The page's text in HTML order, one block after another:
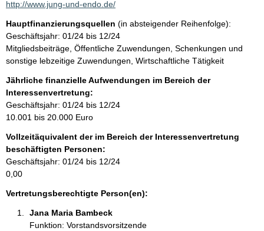
i
f
o
r
m
a
t
i
o
e
n
:
http://www.jung-und-endo.de/
Hauptfinanzierungsquellen (in absteigender Reihenfolge):
Geschäftsjahr: 01/24 bis 12/24
Mitgliedsbeiträge, Öffentliche Zuwendungen, Schenkungen und
sonstige lebzeitige Zuwendungen, Wirtschaftliche Tätigkeit
Jährliche finanzielle Aufwendungen im Bereich der
Interessenvertretung:
Geschäftsjahr: 01/24 bis 12/24
10.001 bis 20.000 Euro
Vollzeitäquivalent der im Bereich der Interessenvertretung
beschäftigten Personen:
Geschäftsjahr: 01/24 bis 12/24
0,00
Vertretungsberechtigte Person(en):
Jana Maria Bambeck
Funktion: Vorstandsvorsitzende